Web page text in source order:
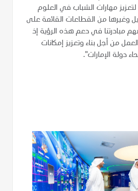
لتعزيز مهارات الشباب في العلوم
وغيرها من القطاعات القائمة على
مبادرتنا في دعم هذه الرؤية إذ
من أجل بناء وتعزيز إمكانات
دولة الإمارات".